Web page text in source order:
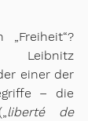
Leibnitz
einer der
– die
liberté de